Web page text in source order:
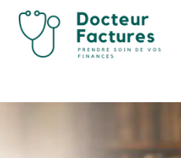
Aller
contenu